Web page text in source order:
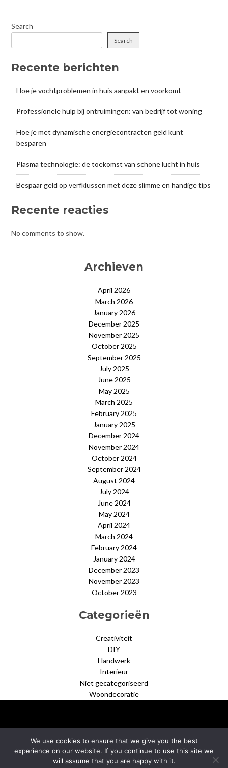
Search
Search
Recente berichten
Hoe je vochtproblemen in huis aanpakt en voorkomt
Professionele hulp bij ontruimingen: van bedrijf tot woning
Hoe je met dynamische energiecontracten geld kunt
besparen
Plasma technologie: de toekomst van schone lucht in huis
Bespaar geld op verfklussen met deze slimme en handige tips
Recente reacties
No comments to show.
Archieven
April 2026
March 2026
January 2026
December 2025
November 2025
October 2025
September 2025
July 2025
June 2025
May 2025
March 2025
February 2025
January 2025
December 2024
November 2024
October 2024
September 2024
August 2024
July 2024
June 2024
May 2024
April 2024
March 2024
February 2024
January 2024
December 2023
November 2023
October 2023
Categorieën
Creativiteit
DIY
Handwerk
Interieur
Niet gecategoriseerd
Woondecoratie
© 2026 dehoekies.nl–Black Theme byZThemes Studio
We use cookies to ensure that we give you the best
experience on our website. If you continue to use this site we
will assume that you are happy with it.